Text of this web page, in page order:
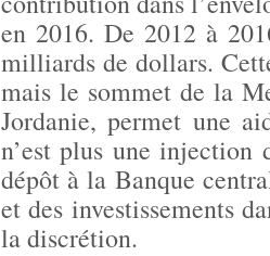
en 2016. De 2012 à
milliards de dollars.
mais le sommet de la
Jordanie, permet une
n’est plus une injection
dépôt à la Banque
et des investissements
la discrétion.